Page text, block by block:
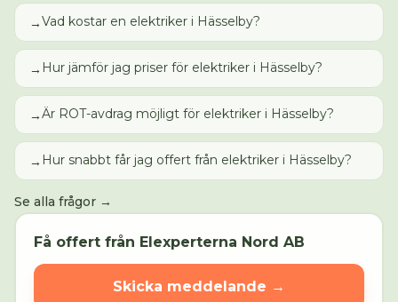
→Vad kostar en elektriker i Hässelby?
→ Hur jämför jag priser för elektriker i Hässelby?
→Är ROT-avdrag möjligt för elektriker i Hässelby?
→ Hur snabbt får jag offert från elektriker i Hässelby?
Se alla frågor →
Få offert från Elexperterna Nord AB
Skicka meddelande →